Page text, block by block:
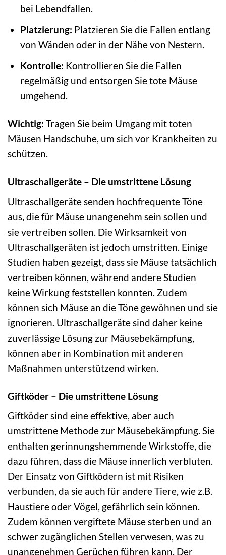
bei Lebendfallen.
Platzierung: Platzieren Sie die Fallen entlang
von Wänden oder in der Nähe von Nestern.
Kontrolle: Kontrollieren Sie die Fallen
regelmäßig und entsorgen Sie tote Mäuse
umgehend.
Wichtig: Tragen Sie beim Umgang mit toten
Mäusen Handschuhe, um sich vor Krankheiten zu
schützen.
Ultraschallgeräte – Die umstrittene Lösung
Ultraschallgeräte senden hochfrequente Töne
aus, die für Mäuse unangenehm sein sollen und
sie vertreiben sollen. Die Wirksamkeit von
Ultraschallgeräten ist jedoch umstritten. Einige
Studien haben gezeigt, dass sie Mäuse tatsächlich
vertreiben können, während andere Studien
keine Wirkung feststellen konnten. Zudem
können sich Mäuse an die Töne gewöhnen und sie
ignorieren. Ultraschallgeräte sind daher keine
zuverlässige Lösung zur Mäusebekämpfung,
können aber in Kombination mit anderen
Maßnahmen unterstützend wirken.
Giftköder – Die umstrittene Lösung
Giftköder sind eine effektive, aber auch
umstrittene Methode zur Mäusebekämpfung. Sie
enthalten gerinnungshemmende Wirkstoffe, die
dazu führen, dass die Mäuse innerlich verbluten.
Der Einsatz von Giftködern ist mit Risiken
verbunden, da sie auch für andere Tiere, wie z.B.
Haustiere oder Vögel, gefährlich sein können.
Zudem können vergiftete Mäuse sterben und an
schwer zugänglichen Stellen verwesen, was zu
unangenehmen Gerüchen führen kann. Der